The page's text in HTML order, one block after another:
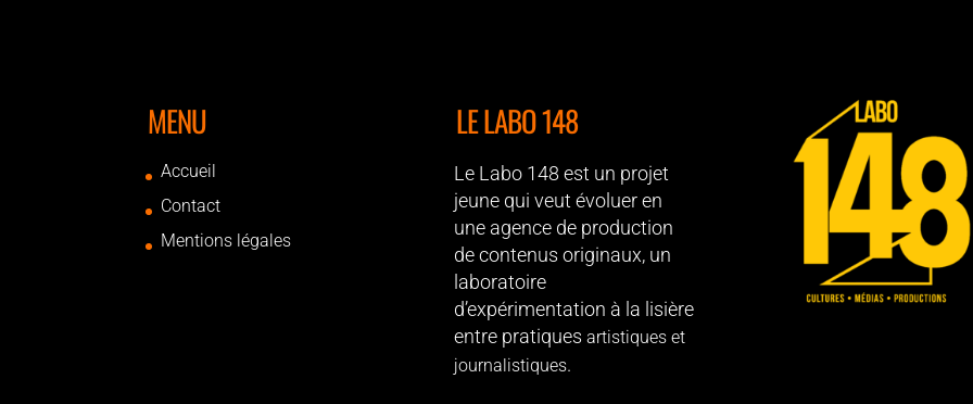
MENU
Accueil
Contact
Mentions légales
LE LABO 148
Le Labo 148 est un projet
jeune qui veut évoluer en
une agence de production
de contenus originaux, un
laboratoire
d’expérimentation à la lisière
entre pratiques artistiques et
journalistiques.